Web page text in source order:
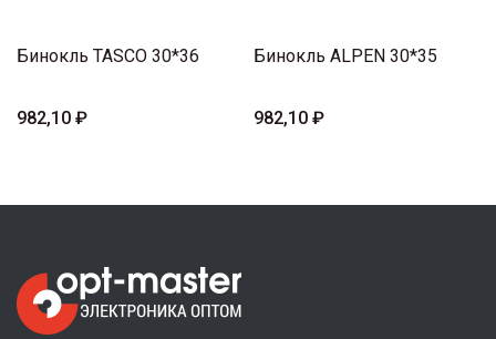
Бинокль TASCO 30*36
982,10 ₽
Бинокль ALPEN 30*35
982,10 ₽